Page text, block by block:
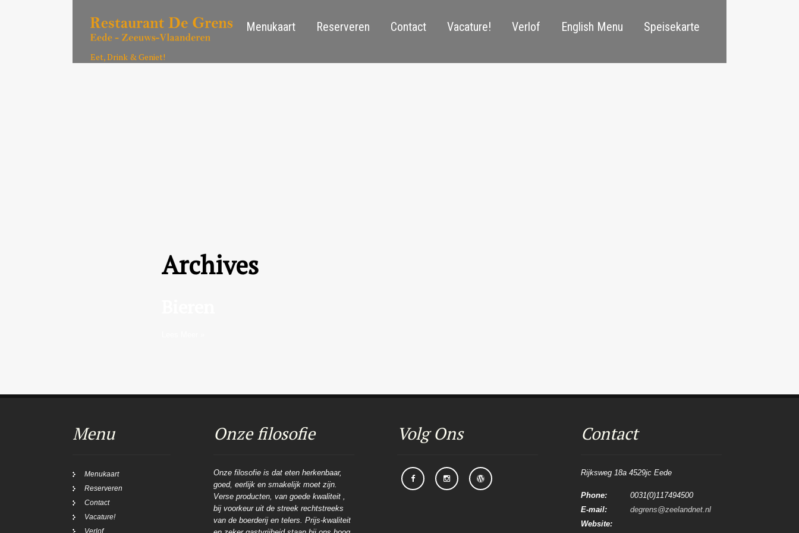
Eet, Drink & Geniet!
Menukaart Reserveren Contact Vacature! Verlof English Menu Speisekarte
Archives
Menu
Menukaart
Reserveren
Contact
Vacature!
Verlof
Onze filosofie
Onze filosofie is dat eten herkenbaar,
goed, eerlijk en smakelijk moet zijn.
Verse producten, van goede kwaliteit ,
bij voorkeur uit de streek rechtstreeks
van de boerderij en telers. Prijs-kwaliteit
Volg Ons Contact
Rijksweg 18a 4529jc Eede
Phone:
0031(0)117494500
E-mail:
degrens@zeelandnet.nl
Website: